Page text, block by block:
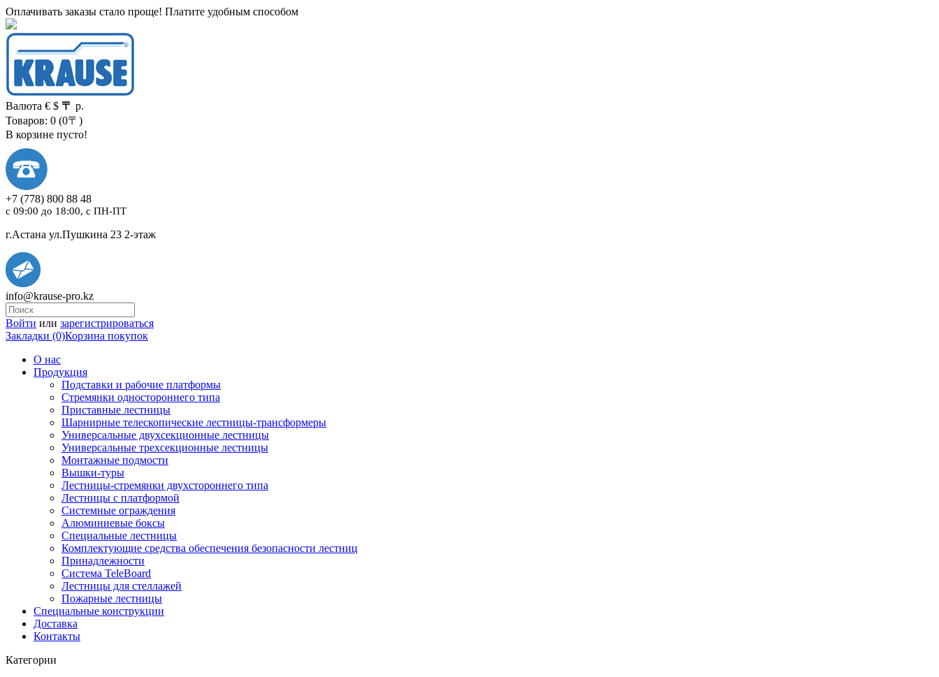
Оплачивать заказы стало проще! Платите удобным способом
Валюта € $ 〒 р.
Товаров: 0 (0〒)
В корзине пусто!
+7 (778) 800 88 48
с 09:00 до 18:00, с ПН-ПТ
г.Астана ул.Пушкина 23 2-этаж
info@krause-pro.kz
Войти или зарегистрироваться
Закладки (0)Корзина покупок
О нас
Продукция
Подставки и рабочие платформы
Стремянки одностороннего типа
Приставные лестницы
Шарнирные телескопические лестницы-трансформеры
Универсальные двухсекционные лестницы
Универсальные трехсекционные лестницы
Монтажные подмости
Вышки-туры
Лестницы-стремянки двухстороннего типа
Лестницы с платформой
Системные ограждения
Алюминиевые боксы
Специальные лестницы
Комплектующие средства обеспечения безопасности лестниц
Принадлежности
Система TeleBoard
Лестницы для стеллажей
Пожарные лестницы
Специальные конструкции
Доставка
Контакты
Категории